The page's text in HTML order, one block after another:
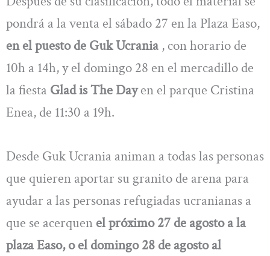
pondrá a la venta el sábado 27 en la Plaza Easo,
en el puesto de Guk Ucrania, con horario de
10h a 14h, y el domingo 28 en el mercadillo de
la fiesta Glad is The Dayen el parque Cristina
Enea, de 11:30 a 19h.
Desde Guk Ucrania animan a todas las personas
que quieren aportar su granito de arena para
ayudar a las personas refugiadas ucranianas a
que se acerquen el próximo 27 de agosto a la
plaza Easo, o el domingo 28 de agosto al